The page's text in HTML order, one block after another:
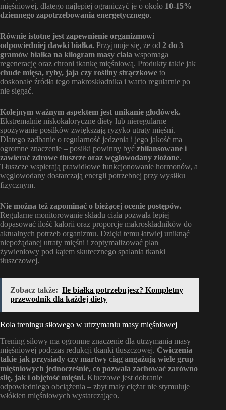
mięśniowej, dlatego najlepiej ograniczyć je o około 10-15%
dziennego zapotrzebowania energetycznego.
Równie istotne jest zapewnienie organizmowi
odpowiedniej dawki białka. Przyjmuje się, że od 2 do 3
gramów białka na kilogram masy ciała wspomaga
regenerację oraz chroni tkankę mięśniową. Produkty takie jak
chude mięsa, ryby, jaja czy rośliny strączkowe to
doskonałe źródła tego makroskładnika i warto regularnie po
nie sięgać.
Kolejnym ważnym aspektem jest unikanie głodówek.
Ekstremalnie niskokaloryczne diety lub nieregularne
spożywanie posiłków zwiększają ryzyko utraty mięśni.
Dlatego zadbanie o regularność jedzenia i jego jakość ma
ogromne znaczenie – posiłki powinny być zbilansowane i
zawierać zdrowe tłuszcze oraz węglowodany złożone.
Tłuszcze wspierają prawidłowe funkcjonowanie hormonów, a
węglowodany dostarczają energii potrzebnej przy wysiłku
fizycznym.
Nie można też zapominać o bieżącej ocenie postępów.
Regularne monitorowanie składu ciała pozwala lepiej
dopasować ilość kalorii oraz proporcje makroskładników do
aktualnych potrzeb organizmu. Dzięki temu łatwiej uniknąć
niepożądanej utraty mięśni i zoptymalizować plan
żywieniowy pod kątem skutecznego spalania tkanki
tłuszczowej.
Zobacz także: Ile białka potrzebujesz? Kompletny
przewodnik dla każdej diety
Rola treningu siłowego w utrzymaniu masy mięśniowej
Trening siłowy ma ogromne znaczenie dla utrzymania masy
mięśniowej podczas redukcji tkanki tłuszczowej. Ćwiczenia
takie jak przysiady czy martwy ciąg angażują wiele grup
mięśniowych jednocześnie, co pozwala zachować zarówno
siłę, jak i objętość mięśni. Kluczowe jest dobranie
odpowiedniego obciążenia – zbyt mały ciężar nie stymuluje
włókien mięśniowych wystarczająco.